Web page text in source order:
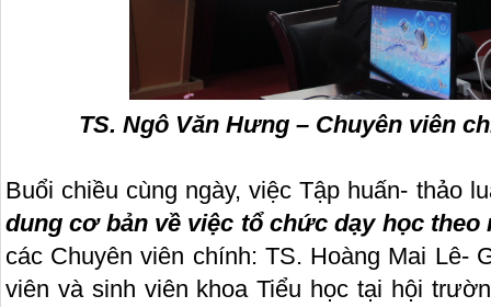
TS. Ngô Văn Hưng – Chuyên viên
Buổi chiều cùng ngày, việc Tập huấn- thảo
dung cơ bản về việc tổ chức dạy học
các Chuyên viên chính: TS. Hoàng Mai Lê-
viên và sinh viên khoa Tiểu học tại hội